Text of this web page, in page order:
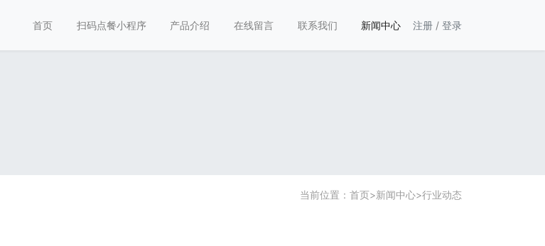
首页 扫码点餐小程序 产品介绍 在线留言 联系我们 新闻中心 注册 / 登录
当前位置： 首页>新闻中心>行业动态